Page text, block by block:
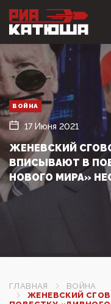
ВОЙНА
17 Июня 2021
ЖЕНЕВСКИЙ
ВПИСЫВАЮТ В
НОВОГО МИРА»
ГЛАВНАЯ
ВОЙНА
ЖЕНЕВСКИЙ